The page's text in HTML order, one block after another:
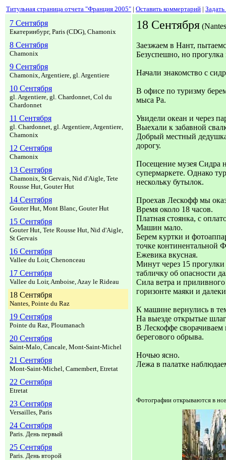
Титульная страница отчета "Франция 2005" | Оставить коммертарий |
7 Сентября
Екатеринбург, Paris (CDG), Chamonix
8 Сентября
Chamonix
9 Сентября
Chamonix, Argentiere, gl. Argentiere
10 Сентября
gl. Argentiere, gl. Chardonnet, Col du
Chardonnet
11 Сентября
gl. Chardonnet, gl. Argentiere, Argentiere,
Chamonix
12 Сентября
Chamonix
13 Сентября
Chamonix, St Gervais, Nid d'Aigle, Tete
Rousse Hut, Gouter Hut
14 Сентября
Gouter Hut, Mont Blanc, Gouter Hut
15 Сентября
Gouter Hut, Tete Rousse Hut, Nid d'Aigle,
St Gervais
16 Сентября
Vallee du Loir, Chenonceau
17 Сентября
Vallee du Loir, Amboise, Azay le Rideau
18 Сентября
Nantes, Pointe du Raz
19 Сентября
Pointe du Raz, Ploumanach
20 Сентября
Saint-Malo, Cancale, Mont-Saint-Michel
21 Сентября
Mont-Saint-Michel, Camembert, Etretat
22 Сентября
Etretat
23 Сентября
Versailles, Paris
24 Сентября
Paris. День первый
25 Сентября
Paris. День второй
18 Сентября
Заезжаем в Нант,
Безуспешно, но прогулка
Начали знакомство с
В офисе по туризму
мыса Ра.
Увидели океан и через
Выехали к забавной
Добрый местный
дорогу.
Посещение музея Сидра
супермаркете. Однако
нескольку бутылок.
Проехав Лескофф мы
Время около 18 часов.
Платная стоянка, с
Машин мало.
Берем куртки и
точке континентальной
Ежевика вкусная.
Минут через 15
табличку об опасности
Сила ветра и
горизонте маяки и
К машине вернулись в
На выезде открытые
В Лескоффе сворачиваем
берегового обрыва.
Ночью ясно.
Лежа в палатке
Фотографии открываются в